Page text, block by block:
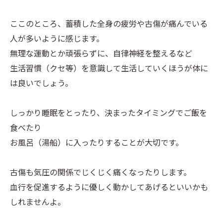
ここのところ、蓄積した全身の疲労や古傷が痛んでいる
人が多いように感じます。
無理な運動とか頑張らずに、自律神経を整えるなど
生活習慣（クセ等）を意識して生活していくほうが体に
は良いでしょう。
しっかり睡眠をとったり、決まったタイミングでご飯を
食べたり
お風呂（湯船）に入ったりすることが大切です。
古傷も気圧の関係でじくじく痛くなったりします。
血行を促進するように優しく動かしてあげるといいかも
しれませんよ。